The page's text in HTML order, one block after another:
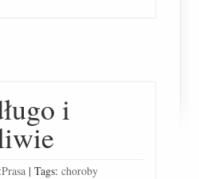
i
Prasa | Tags: choroby